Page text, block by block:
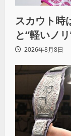
スカウト時
と“軽いノ
2026年8月8日